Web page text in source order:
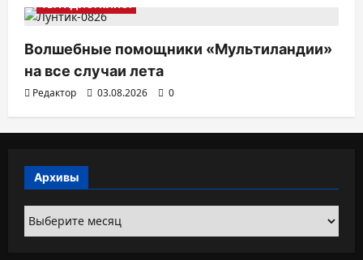
ТВ. РАДИО. КИНО.
Волшебные помощники «Мультиландии»
на все случаи лета
Редактор 03.08.2026 0
Архивы
Архивы